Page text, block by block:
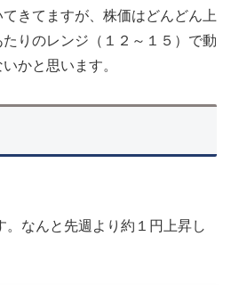
きてますが、株価はどんどん上
りのレンジ（１２～１５）で動
かと思います。
。なんと先週より約１円上昇し